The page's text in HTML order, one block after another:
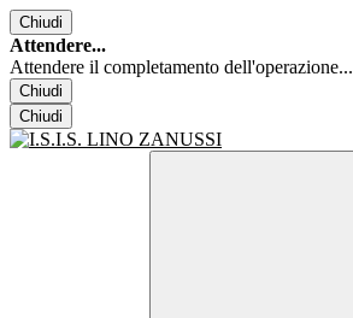
Chiudi
Attendere...
Attendere il completamento dell'operazione...
Chiudi
Chiudi